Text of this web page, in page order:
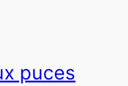
puces